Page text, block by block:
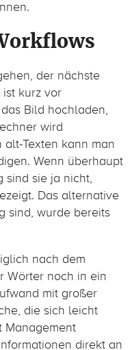
der nächste
kurz vor
Bild hochladen,
wird
Texten kann man
Wenn überhaupt
sind sie ja nicht,
Das alternative
sind, wurde bereits
nach dem
Wörter noch in ein
mit großer
die sich leicht
Management
direkt an